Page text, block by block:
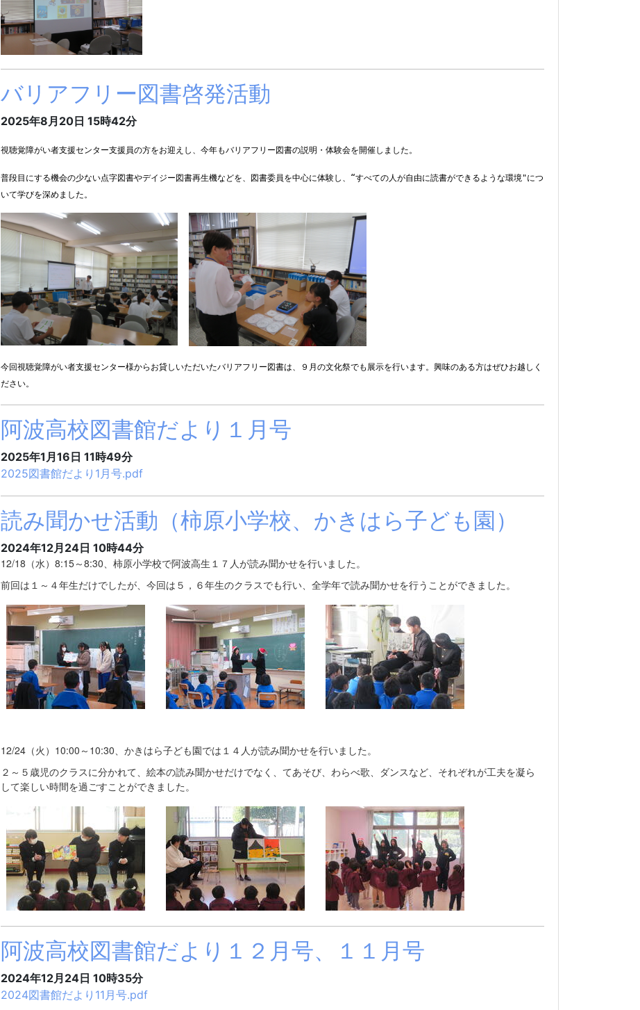
バリアフリー図書啓発活動
2025年8月20日 15時42分
視聴覚障がい者支援センター支援員の方をお迎えし、今年もバリアフリー図書の説明・体験会を開催しました。
普段目にする機会の少ない点字図書やデイジー図書再生機などを、図書委員を中心に体験し、“すべての人が自由に読書ができるような環境"につ
いて学びを深めました。
今回視聴覚障がい者支援センター様からお貸しいただいたバリアフリー図書は、９月の文化祭でも展示を行います。興味のある方はぜひお越しく
ださい。
阿波高校図書館だより１月号
2025年1月16日 11時49分
2025図書館だより1月号.pdf
読み聞かせ活動（柿原小学校、かきはら子ども園）
2024年12月24日 10時44分
12/18（水）8:15～8:30、柿原小学校で阿波高生１７人が読み聞かせを行いました。
前回は１～４年生だけでしたが、今回は５，６年生のクラスでも行い、全学年で読み聞かせを行うことができました。
12/24（火）10:00～10:30、かきはら子ども園では１４人が読み聞かせを行いました。
２～５歳児のクラスに分かれて、絵本の読み聞かせだけでなく、てあそび、わらべ歌、ダンスなど、それぞれが工夫を凝ら
して楽しい時間を過ごすことができました。
阿波高校図書館だより１２月号、１１月号
2024年12月24日 10時35分
2024図書館だより11月号.pdf